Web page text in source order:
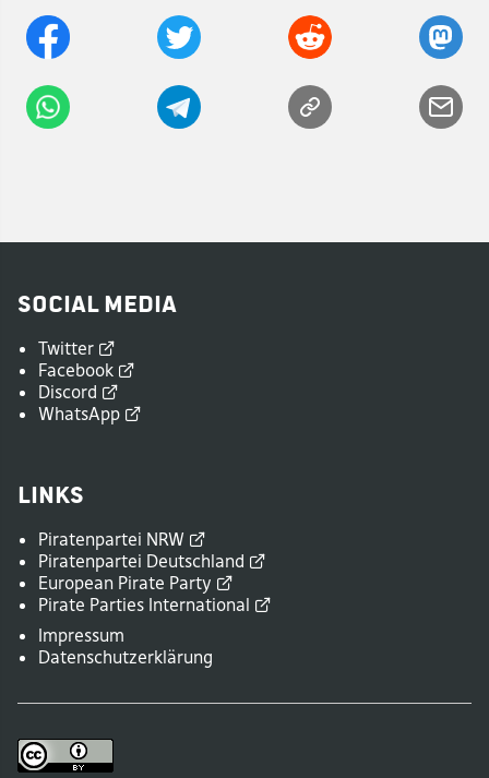
Social Media
Twitter
Facebook
Discord
WhatsApp
Links
Piratenpartei NRW
Piratenpartei Deutschland
European Pirate Party
Pirate Parties International
Impressum
Datenschutzerklärung